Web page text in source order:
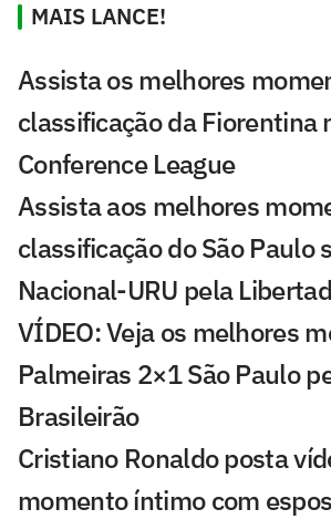
MAIS LANCE!
Assista os melhores
classificação da Fiorentina
Conference League
Assista aos melhores
classificação do São Paulo
Nacional-URU pela
VÍDEO: Veja os melhores
Palmeiras 2×1 São Paulo
Brasileirão
Cristiano Ronaldo posta
momento íntimo com